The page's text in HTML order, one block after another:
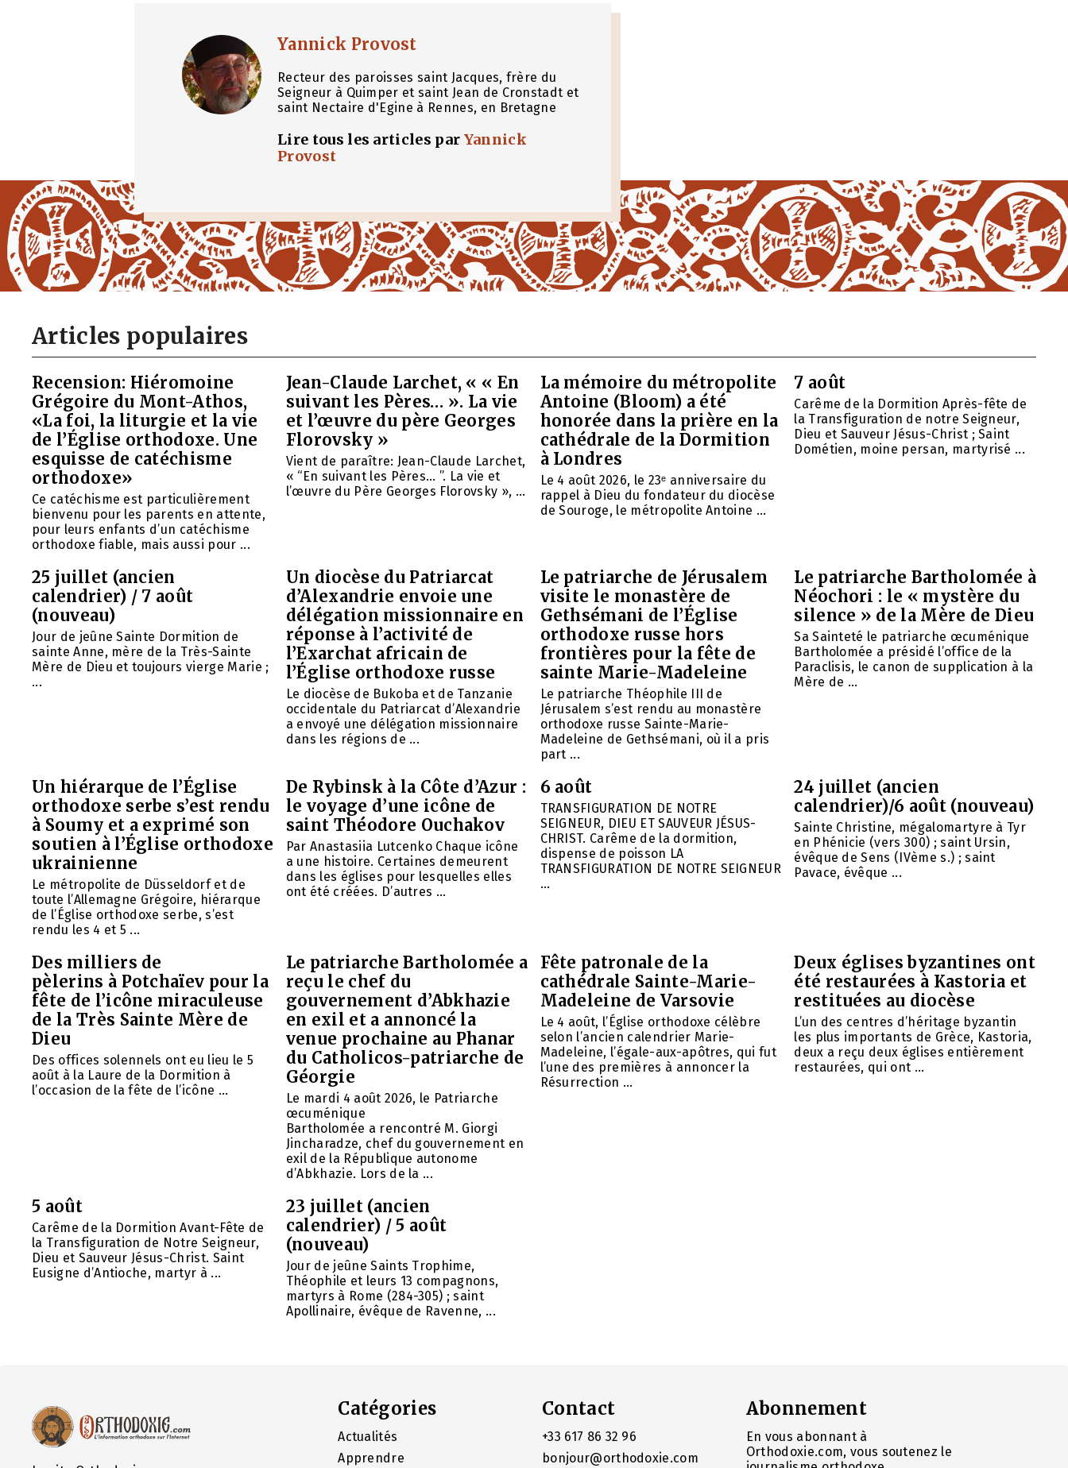
Yannick Provost
Recteur des paroisses saint Jacques, frère du
Seigneur à Quimper et saint Jean de Cronstadt et
saint Nectaire d'Egine à Rennes, en Bretagne
Lire tous les articles par Yannick
Provost
Articles populaires
Recension: Hiéromoine
Grégoire du Mont-Athos,
«La foi, la liturgie et la vie
de l’Église orthodoxe. Une
esquisse de catéchisme
orthodoxe»
Ce catéchisme est particulièrement
bienvenu pour les parents en attente,
pour leurs enfants d’un catéchisme
orthodoxe fiable, mais aussi pour ...
Jean-Claude Larchet, « « En
suivant les Pères… ». La vie
et l’œuvre du père Georges
Florovsky »
Vient de paraître: Jean-Claude Larchet,
« “En suivant les Pères… ”. La vie et
l’œuvre du Père Georges Florovsky », ...
La mémoire du métropolite
Antoine (Bloom) a été
honorée dans la prière en la
cathédrale de la Dormition
à Londres
Le 4 août 2026, le 23ᵉ anniversaire du
rappel à Dieu du fondateur du diocèse
de Souroge, le métropolite Antoine ...
7 août
Carême de la Dormition Après-fête de
la Transfiguration de notre Seigneur,
Dieu et Sauveur Jésus-Christ ; Saint
Dométien, moine persan, martyrisé ...
25 juillet (ancien
calendrier) / 7 août
(nouveau)
Jour de jeûne Sainte Dormition de
sainte Anne, mère de la Très-Sainte
Mère de Dieu et toujours vierge Marie ;
...
Un diocèse du Patriarcat
d’Alexandrie envoie une
délégation missionnaire en
réponse à l’activité de
l’Exarchat africain de
l’Église orthodoxe russe
Le diocèse de Bukoba et de Tanzanie
occidentale du Patriarcat d’Alexandrie
a envoyé une délégation missionnaire
dans les régions de ...
Le patriarche de Jérusalem
visite le monastère de
Gethsémani de l’Église
orthodoxe russe hors
frontières pour la fête de
sainte Marie-Madeleine
Le patriarche Théophile III de
Jérusalem s’est rendu au monastère
orthodoxe russe Sainte-Marie-
Madeleine de Gethsémani, où il a pris
part ...
Le patriarche Bartholomée à
Néochori : le « mystère du
silence » de la Mère de Dieu
Sa Sainteté le patriarche œcuménique
Bartholomée a présidé l’office de la
Paraclisis, le canon de supplication à la
Mère de ...
Un hiérarque de l’Église
orthodoxe serbe s’est rendu
à Soumy et a exprimé son
soutien à l’Église orthodoxe
ukrainienne
Le métropolite de Düsseldorf et de
toute l’Allemagne Grégoire, hiérarque
de l’Église orthodoxe serbe, s’est
rendu les 4 et 5 ...
De Rybinsk à la Côte d’Azur :
le voyage d’une icône de
saint Théodore Ouchakov
Par Anastasiia Lutcenko Chaque icône
a une histoire. Certaines demeurent
dans les églises pour lesquelles elles
ont été créées. D’autres ...
6 août
TRANSFIGURATION DE NOTRE
SEIGNEUR, DIEU ET SAUVEUR JÉSUS-
CHRIST. Carême de la dormition,
dispense de poisson LA
TRANSFIGURATION DE NOTRE SEIGNEUR
...
24 juillet (ancien
calendrier)/6 août (nouveau)
Sainte Christine, mégalomartyre à Tyr
en Phénicie (vers 300) ; saint Ursin,
évêque de Sens (IVème s.) ; saint
Pavace, évêque ...
Des milliers de
pèlerins à Potchaïev pour la
fête de l’icône miraculeuse
de la Très Sainte Mère de
Dieu
Des offices solennels ont eu lieu le 5
août à la Laure de la Dormition à
l’occasion de la fête de l’icône ...
Le patriarche Bartholomée a
reçu le chef du
gouvernement d’Abkhazie
en exil et a annoncé la
venue prochaine au Phanar
du Catholicos-patriarche de
Géorgie
Le mardi 4 août 2026, le Patriarche
œcuménique
Bartholomée a rencontré M. Giorgi
Jincharadze, chef du gouvernement en
exil de la République autonome
d’Abkhazie. Lors de la ...
Fête patronale de la
cathédrale Sainte-Marie-
Madeleine de Varsovie
Le 4 août, l’Église orthodoxe célèbre
selon l’ancien calendrier Marie-
Madeleine, l’égale-aux-apôtres, qui fut
l’une des premières à annoncer la
Résurrection ...
Deux églises byzantines ont
été restaurées à Kastoria et
restituées au diocèse
L’un des centres d’héritage byzantin
les plus importants de Grèce, Kastoria,
deux a reçu deux églises entièrement
restaurées, qui ont ...
5 août
Carême de la Dormition Avant-Fête de
la Transfiguration de Notre Seigneur,
Dieu et Sauveur Jésus-Christ. Saint
Eusigne d’Antioche, martyr à ...
23 juillet (ancien
calendrier) / 5 août
(nouveau)
Jour de jeûne Saints Trophime,
Théophile et leurs 13 compagnons,
martyrs à Rome (284-305) ; saint
Apollinaire, évêque de Ravenne, ...
Catégories
Actualités
Apprendre
Contact
+33 617 86 32 96
bonjour@orthodoxie.com
Abonnement
En vous abonnant à
Orthodoxie.com, vous soutenez le